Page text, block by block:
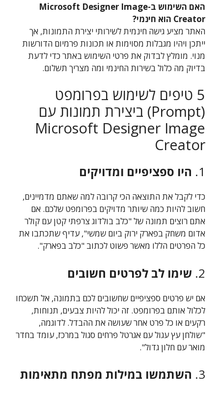
האם השימוש ב-Microsoft Designer Image
Creator הוא חינמי?
האתר מציע גישה חינמית לשירותי יצירת התמונות, אך
ייתכן ויהיו מגבלות מסוימות או תכונות פרמיום הדורשות
מנוי. מומלץ לבדוק את פרטי השימוש באתר כדי לדעת
בדיוק מה כלול בשירות החינמי ומה מצריך תשלום.
5 טיפים לשימוש בפרומפט
(Prompt) ביצירת תמונות עם
Microsoft Designer Image
Creator
1. היו ספציפיים ומדויקים
כדי לקבל את התוצאה הכי קרובה למה שאתם מדמיינים,
חשוב להיות כמה שיותר מדויקים בפרומפט שלכם. אם
אתם רוצים תמונה של "כלב בולדוג צרפתי קטן עם קולר
אדום משחק בפארק ירוק ביום שמשי", עדיף שתכתבו את
כל הפרטים הללו מאשר פשוט לכתוב "כלב בפארק".
2. שימו לב לפרטים חשובים
אם יש פרטים ספציפיים שחשובים לכם בתמונה, אל תשכחו
לכלול אותם בפרומפט. זה יכול להיות צבעים, תנוחות,
רקעים או כל פרט אחר שעושה את ההבדל. לדוגמה,
"שולחן עץ עגול עם אגרטל פרחים סגול במרכז, עומד בחדר
מואר עם חלון גדול".
3. השתמשו במילות מפתח מתאימות